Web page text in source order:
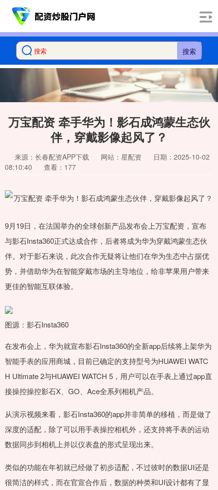
搜索
万宝配资 牵手华为！影石成鸿蒙生态伙
伴，穿戴影像起风了？
来源：长春配资APP下载 网站：星配资
日期：2025-10-02
08:10:40
查看：177
9月19日，在法国举办的全球创新产品发布会上万宝配资，宣布
与影石Insta360正式达成合作，后者将成为华为穿戴鸿蒙生态伙
伴。对于影石来说，此次合作无疑将让他们在华为生态中占据优
势，并借助华为在智能穿戴市场的主导地位，给非苹果用户带来
更佳的智能互联体验。
图源：影石Insta360
在发布会上，华为就宣布影石Insta360的全新app后续将上架华为
智能手表的应用商城，目前已确定的支持型号为HUAWEI WATC
H Ultimate 2与HUAWEI WATCH 5，用户可以在手表上通过app直
接操控操控影石X、GO、Ace全系列相机产品。
从演示视频来看，影石Insta360的app并非简单的移植，而是做了
深度的适配，除了可以用手表操控相机外，还支持将手表的运动
数据同步到相机上并以仪表盘的形式呈现出来。
类似的功能在年初就已经做了初步适配，不过彼时的数据UI还是
很简洁的样式，而在官宣合作后，数据的种类和UI设计都有了显